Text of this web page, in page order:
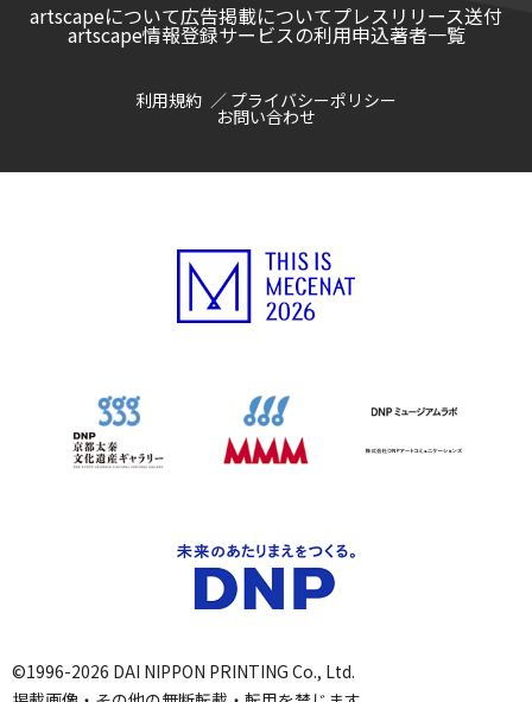
artscapeについて広告掲載についてプレスリリース送付
artscape情報登録サービスの利用申込著者一覧
利用規約 プライバシーポリシー
お問い合わせ
©1996-2026 DAI NIPPON PRINTING Co., Ltd.